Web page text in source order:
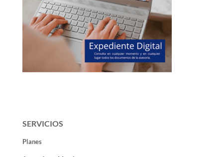
SERVICIOS
Planes